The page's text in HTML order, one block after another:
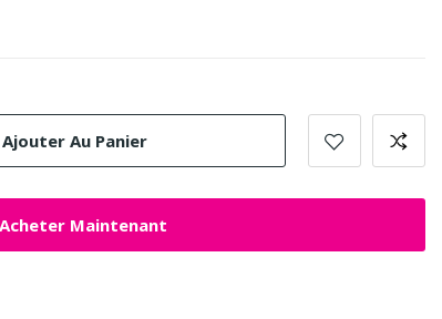
Ajouter Au Panier
Acheter Maintenant